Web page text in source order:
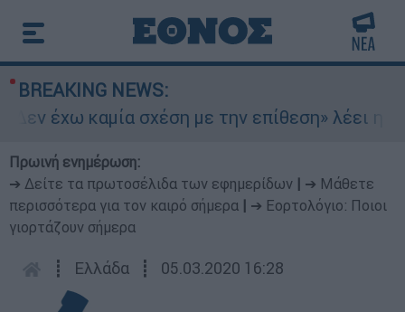
BREAKING NEWS:
έχω καμία σχέση με την επίθεση» λέει η
Πρωινή ενημέρωση:
➔ Δείτε τα πρωτοσέλιδα των εφημερίδων
➔ Μάθετε
περισσότερα για τον καιρό σήμερα
➔ Εορτολόγιο: Ποιοι
γιορτάζουν σήμερα
┋ Ελλάδα ┋ 05.03.2020 16:28